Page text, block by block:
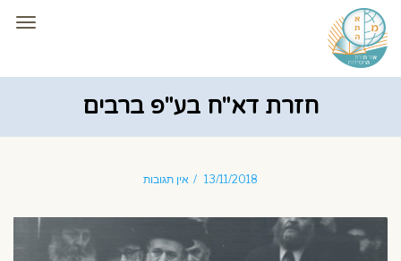
חזרת דא"ח בע"פ ברבים
13/11/2018 אין תגובות